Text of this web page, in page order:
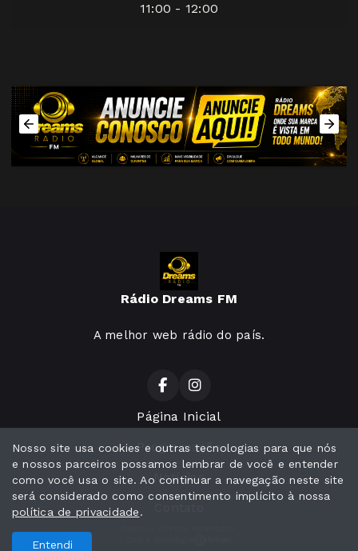
11:00 - 12:00
Rádio Dreams FM
A melhor web rádio do país.
Página Inicial
Programação
Notícias
Nosso site usa cookies e outras tecnologias para que nós
e nossos parceiros possamos lembrar de você e entender
como você usa o site. Ao continuar a navegação neste site
será considerado como consentimento implícito à nossa
política de privacidade.
Entendi